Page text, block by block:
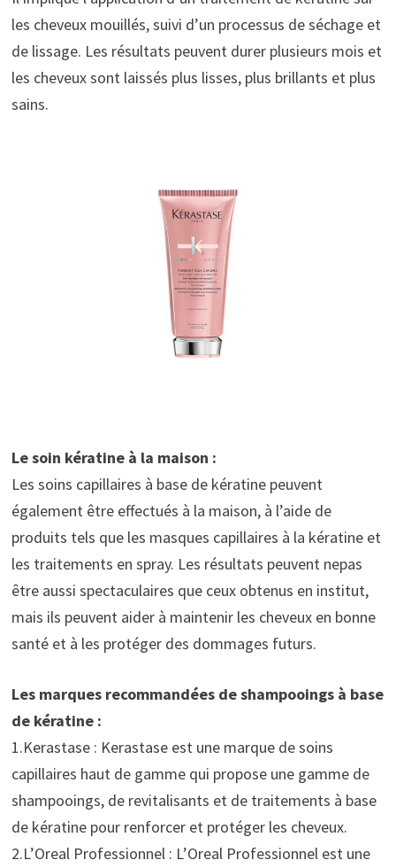
les cheveux mouillés, suivi d’un processus de séchage et
de lissage. Les résultats peuvent durer plusieurs mois et
les cheveux sont laissés plus lisses, plus brillants et plus
sains.
Le soin kératine à la maison :
Les soins capillaires à base de kératine peuvent
également être effectués à la maison, à l’aide de
produits tels que les masques capillaires à la kératine et
les traitements en spray. Les résultats peuvent nepas
être aussi spectaculaires que ceux obtenus en institut,
mais ils peuvent aider à maintenir les cheveux en bonne
santé et à les protéger des dommages futurs.
Les marques recommandées de shampooings à base
de kératine :
1.Kerastase : Kerastase est une marque de soins
capillaires haut de gamme qui propose une gamme de
shampooings, de revitalisants et de traitements à base
de kératine pour renforcer et protéger les cheveux.
2.L’Oreal Professionnel : L’Oreal Professionnel est une